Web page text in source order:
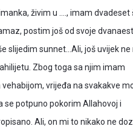
živim u …., imam dvadeset
postim još od svoje
slijedim sunnet…Ali, još uvijek ne
Zbog toga sa njim imam
vrijeđa na svakakve
se potpuno pokorim Allahovoj i